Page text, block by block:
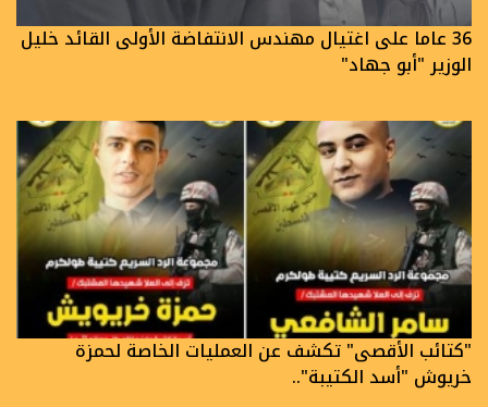
36 عاما على اغتيال مهندس الانتفاضة الأولى القائد خليل
الوزير "أبو جهاد"
"كتائب الأقصى" تكشف عن العمليات الخاصة لحمزة
خريوش "أسد الكتيبة"..